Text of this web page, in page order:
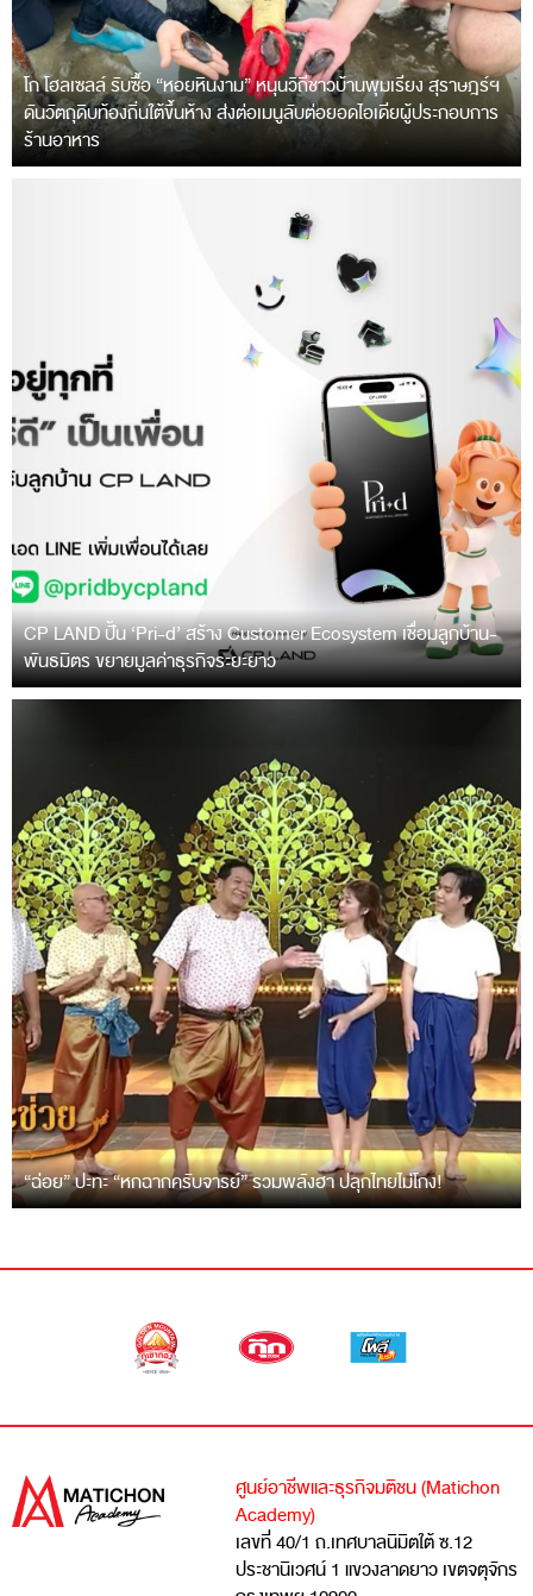
โก โฮลเซลล์ รับซื้อ “หอยหินงาม” หนุนวิถีชาวบ้านพุมเรียง สุราษฎร์ฯ
ดันวัตถุดิบท้องถิ่นใต้ขึ้นห้าง ส่งต่อเมนูลับต่อยอดไอเดียผู้ประกอบการ
ร้านอาหาร
CP LAND ปั้น ‘Pri-d’ สร้าง Customer Ecosystem เชื่อมลูกบ้าน-
พันธมิตร ขยายมูลค่าธุรกิจระยะยาว
“ฉ่อย” ปะทะ “หกฉากครับจารย์” รวมพลังฮา ปลุกไทยไม่โกง!
ศูนย์อาชีพและธุรกิจมติชน (Matichon
Academy)
เลขที่ 40/1 ถ.เทศบาลนิมิตใต้ ซ.12
ประชานิเวศน์ 1 แขวงลาดยาว เขตจตุจักร